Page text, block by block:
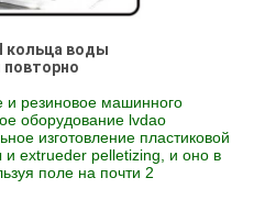
и резиновое машинного
оборудование lvdao
изготовление пластиковой
extrueder pelletizing, и оно в
поле на почти 2